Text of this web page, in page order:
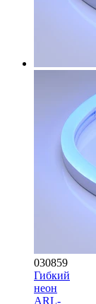
030859
Гибкий
неон
ARL-